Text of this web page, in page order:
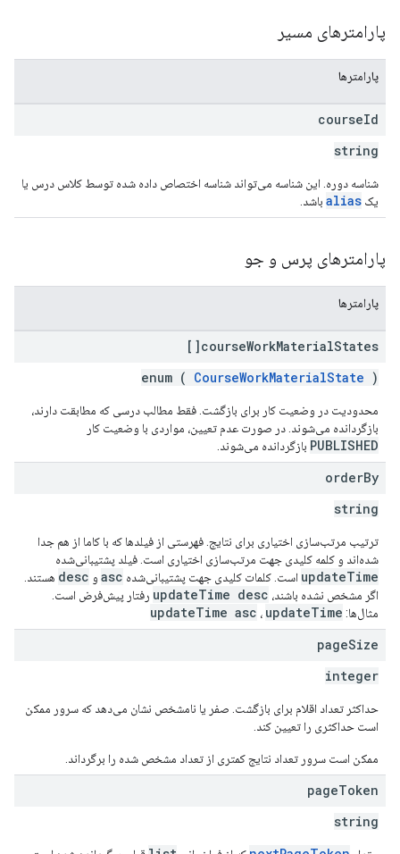
پارامترهای مسیر
پارامترها
courseId
string
شناسه دوره. این شناسه می‌تواند شناسه اختصاص داده شده توسط کلاس درس یا
یک alias باشد.
پارامترهای پرس و جو
پارامترها
courseWorkMaterialStates[]
enum ( CourseWorkMaterialState )
محدودیت در وضعیت کار برای بازگشت. فقط مطالب درسی که مطابقت دارند،
بازگردانده می‌شوند. در صورت عدم تعیین، مواردی با وضعیت کار
PUBLISHED بازگردانده می‌شوند.
orderBy
string
ترتیب مرتب‌سازی اختیاری برای نتایج. فهرستی از فیلدها که با کاما از هم جدا
شده‌اند و کلمه کلیدی جهت مرتب‌سازی اختیاری است. فیلد پشتیبانی‌شده
updateTime است. کلمات کلیدی جهت پشتیبانی‌شده asc و desc هستند.
اگر مشخص نشده باشند، updateTime desc رفتار پیش‌فرض است.
مثال‌ها:
updateTime asc ، updateTime
pageSize
integer
حداکثر تعداد اقلام برای بازگشت. صفر یا نامشخص نشان می‌دهد که سرور ممکن
است حداکثری را تعیین کند.
ممکن است سرور تعداد نتایج کمتری از تعداد مشخص شده را برگرداند.
pageToken
string